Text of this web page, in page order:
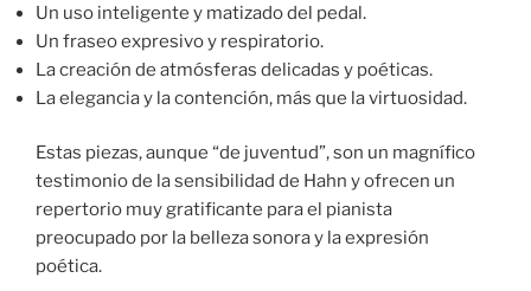
Un uso inteligente y matizado del pedal.
Un fraseo expresivo y respiratorio.
La creación de atmósferas delicadas y poéticas.
La elegancia y la contención, más que la virtuosidad.
Estas piezas, aunque “de juventud”, son un magnífico
testimonio de la sensibilidad de Hahn y ofrecen un
repertorio muy gratificante para el pianista
preocupado por la belleza sonora y la expresión
poética.